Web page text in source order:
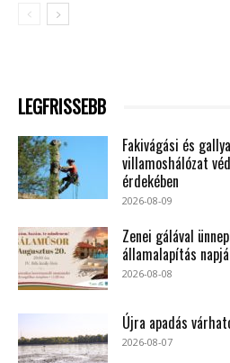
LEGFRISSEBB
Fakivágási és
villamoshálózat
érdekében
2026-08-09
Zenei gálával
államalapítás
2026-08-08
Újra apadás
2026-08-07